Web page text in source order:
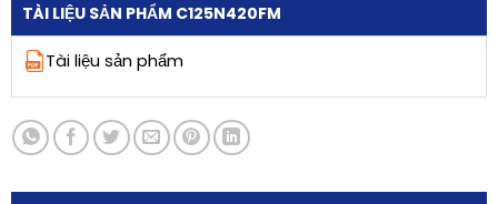
TÀI LIỆU SẢN PHẨM C125N420FM
Tài liệu sản phẩm